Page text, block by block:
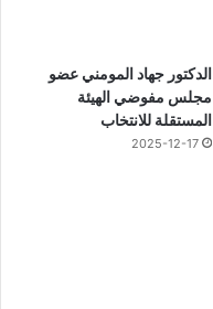
الدكتور جهاد المومني عضو
مجلس مفوضي الهيئة
المستقلة للانتخاب
2025-12-17